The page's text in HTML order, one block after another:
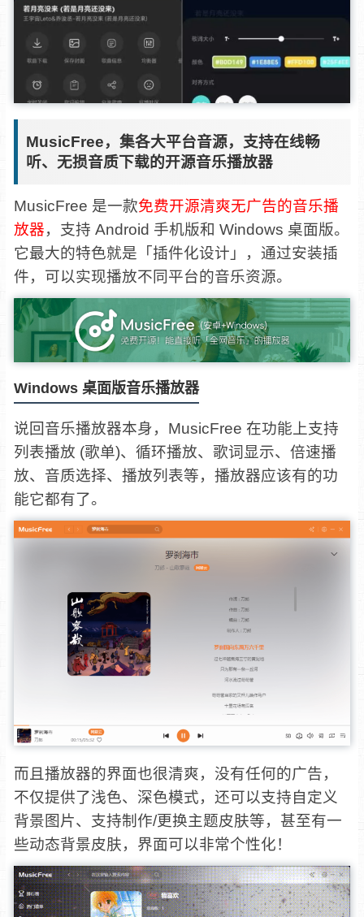
MusicFree，集各大平台音源，支持在线畅
听、无损音质下载的开源音乐播放器
MusicFree 是一款免费开源清爽无广告的音乐播
放器，支持 Android 手机版和 Windows 桌面版。
它最大的特色就是「插件化设计」，通过安装插
件，可以实现播放不同平台的音乐资源。
Windows 桌面版音乐播放器
说回音乐播放器本身，MusicFree 在功能上支持
列表播放 (歌单)、循环播放、歌词显示、倍速播
放、音质选择、播放列表等，播放器应该有的功
能它都有了。
而且播放器的界面也很清爽，没有任何的广告，
不仅提供了浅色、深色模式，还可以支持自定义
背景图片、支持制作/更换主题皮肤等，甚至有一
些动态背景皮肤，界面可以非常个性化！